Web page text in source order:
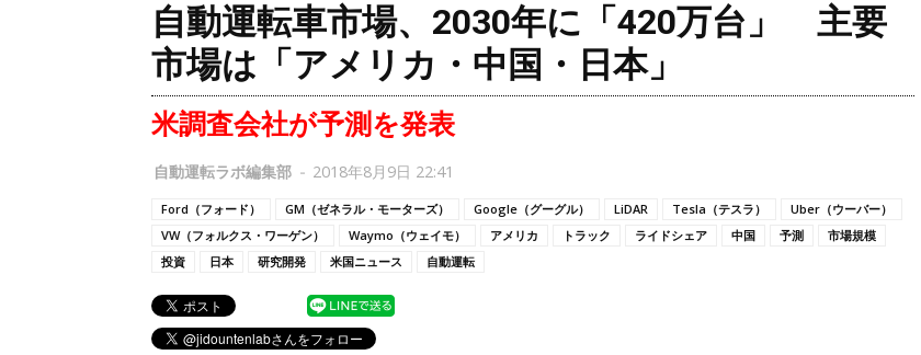
動
自動運転車市場、2030年に「420万台」 主要
市場は「アメリカ・中国・日本」
米調査会社が予測を発表
自動運転ラボ編集部 - 2018年8月9日 22:41
Ford（フォード） GM（ゼネラル・モーターズ） Google（グーグル） LiDAR Tesla（テスラ）
Uber（ウーバー）
VW（フォルクス・ワーゲン）
Waymo（ウェイモ） アメリカ トラック ライドシェア 中国 予測
市場規模
投資
日本 研究開発 米国ニュース 自動運転